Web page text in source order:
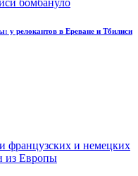
у релокантов в Ереване и Тбилиси